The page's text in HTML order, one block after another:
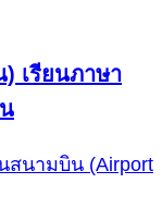
เรียนภาษา